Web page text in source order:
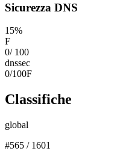
Sicurezza DNS
15%
F
0/ 100
dnssec
0/100F
Classifiche
global
#565 / 1601